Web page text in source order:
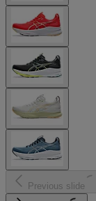
Previous slide